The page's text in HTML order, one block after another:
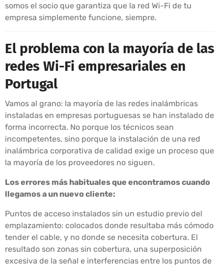
somos el socio que garantiza que la red Wi-Fi de tu
empresa simplemente funcione, siempre.
El problema con la mayoría de las
redes Wi-Fi empresariales en
Portugal
Vamos al grano: la mayoría de las redes inalámbricas
instaladas en empresas portuguesas se han instalado de
forma incorrecta. No porque los técnicos sean
incompetentes, sino porque la instalación de una red
inalámbrica corporativa de calidad exige un proceso que
la mayoría de los proveedores no siguen.
Los errores más habituales que encontramos cuando
llegamos a un nuevo cliente:
Puntos de acceso instalados sin un estudio previo del
emplazamiento: colocados donde resultaba más cómodo
tender el cable, y no donde se necesita cobertura. El
resultado son zonas sin cobertura, una superposición
excesiva de la señal e interferencias entre los puntos de